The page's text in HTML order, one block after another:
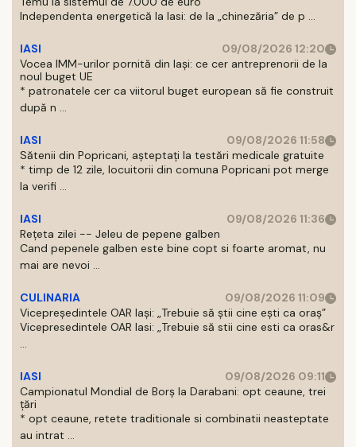
Independenta energetică la Iasi: de la „chinezăria” de p ...
IASI
09/08/2026 12:20
Vocea IMM-urilor pornită din Iași: ce cer antreprenorii de la
noul buget UE
* patronatele cer ca viitorul buget european să fie construit
după n ...
IASI
09/08/2026 11:58
Sătenii din Popricani, așteptați la testări medicale gratuite
* timp de 12 zile, locuitorii din comuna Popricani pot merge
la verifi ...
IASI
09/08/2026 11:36
Rețeta zilei -- Jeleu de pepene galben
Cand pepenele galben este bine copt si foarte aromat, nu
mai are nevoi ...
CULINARIA
09/08/2026 11:09
Vicepreședintele OAR Iași: „Trebuie să știi cine ești ca oraș”
Vicepresedintele OAR Iasi: „Trebuie să stii cine esti ca oras&r
...
IASI
09/08/2026 09:11
Campionatul Mondial de Borș la Darabani: opt ceaune, trei
țări
* opt ceaune, retete traditionale si combinatii neasteptate
au intrat ...